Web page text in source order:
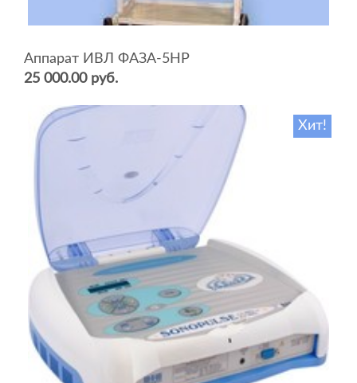
Аппарат ИВЛ ФАЗА-5НР
25 000.00 руб.
Хит!